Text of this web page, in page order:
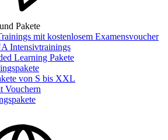
Pakete
mit kostenlosem Examensvoucher
Intensivtrainings
Learning Pakete
von S bis XXL
Vouchern